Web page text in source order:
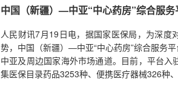
中国（新疆）—中亚“中心药房”综合服务
人民财讯7月19日电，据国家医保局，为深度
势，中国（新疆）—中亚“中心药房”综合服务
中亚及周边国家海外市场通道。目前，平台
集医保目录药品3253种、便携医疗器械326种